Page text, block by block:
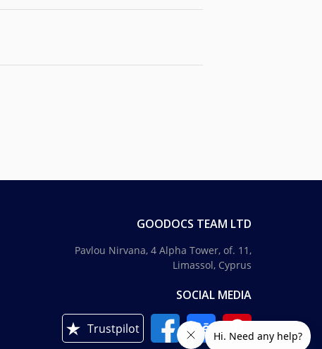
GOODOCS TEAM LTD
Pavlou Nirvana, 4 Alpha Tower, of. 11,
Limassol, Cyprus
SOCIAL MEDIA
Trustpilot